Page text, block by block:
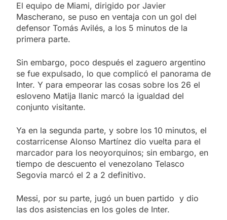
El equipo de Miami, dirigido por Javier
Mascherano, se puso en ventaja con un gol del
defensor Tomás Avilés, a los 5 minutos de la
primera parte.
Sin embargo, poco después el zaguero argentino
se fue expulsado, lo que complicó el panorama de
Inter. Y para empeorar las cosas sobre los 26 el
esloveno Matija Ilanic marcó la igualdad del
conjunto visitante.
Ya en la segunda parte, y sobre los 10 minutos, el
costarricense Alonso Martínez dio vuelta para el
marcador para los neoyorquinos; sin embargo, en
tiempo de descuento el venezolano Telasco
Segovia marcó el 2 a 2 definitivo.
Messi, por su parte, jugó un buen partido y dio
las dos asistencias en los goles de Inter.